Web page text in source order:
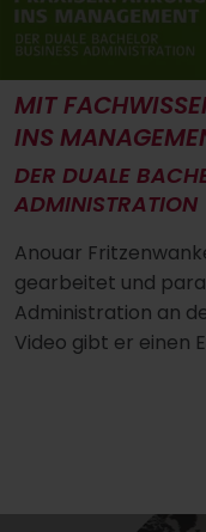
MIT
INS
DER DUALE
ADMINISTRATION
Anouar
gearbeitet und
Administration an
Video gibt er einen